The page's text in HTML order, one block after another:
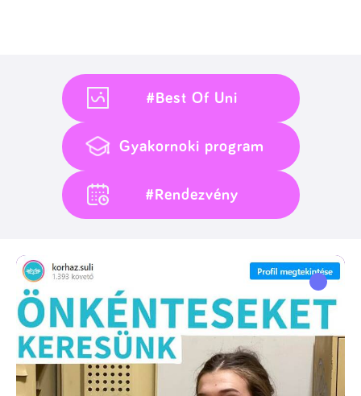
Kreditet.
#Best Of Uni
Gyakornoki program
#Rendezvény